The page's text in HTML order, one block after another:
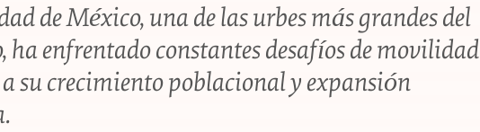
de México, una de las urbes más grandes del
ha enfrentado constantes desafíos de movilidad
su crecimiento poblacional y expansión